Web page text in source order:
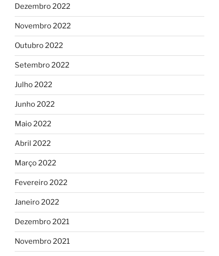
Dezembro 2022
Novembro 2022
Outubro 2022
Setembro 2022
Julho 2022
Junho 2022
Maio 2022
Abril 2022
Março 2022
Fevereiro 2022
Janeiro 2022
Dezembro 2021
Novembro 2021